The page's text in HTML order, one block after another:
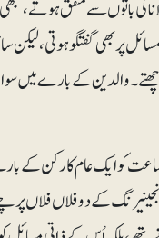
کی باتوں سے متفق
پر بھی گفتگو ہوتی،
والدین کے بارے میں
کو ایک عام کارکن کے
کے دو فلاں فلاں